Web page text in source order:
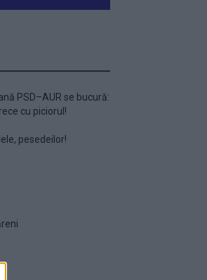
PSD–AUR se bucură:
cu piciorul!
pesedeilor!